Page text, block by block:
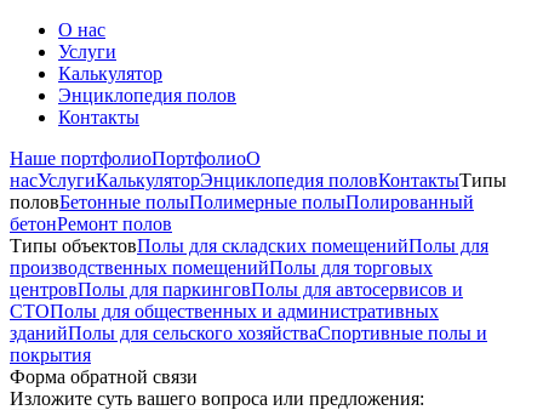
О нас
Услуги
Калькулятор
Энциклопедия полов
Контакты
Наше портфолиоПортфолиоО
насУслугиКалькуляторЭнциклопедия половКонтактыТипы
половБетонные полыПолимерные полыПолированный
бетонРемонт полов
Типы объектовПолы для складских помещенийПолы для
производственных помещенийПолы для торговых
центровПолы для паркинговПолы для автосервисов и
СТОПолы для общественных и административных
зданийПолы для сельского хозяйстваСпортивные полы и
покрытия
Форма обратной связи
Изложите суть вашего вопроса или предложения: